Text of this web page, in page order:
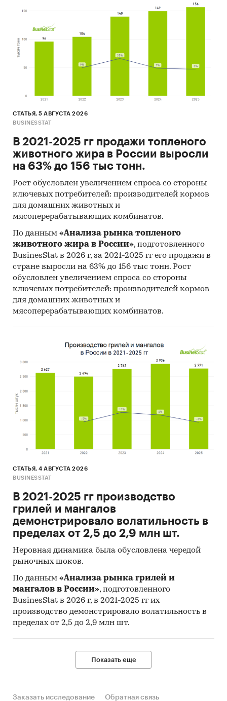
Птицефабрика Северная, Ставропольский
бройлер, Токаревская птицефабрика и др.
Рейтинги предприятий, импортирующих
продукцию в Россию:
BRF, Cooperativa Central Aurora Alimentos,
Enterprise, Jilin Chia Tai food, Penglai Minhe food,
Shandong Delicate food, Seara Alimentos ltda,
ИСТОЧНИКИ
Федеральная служба государственной
статистики (Росстат)
Министерство экономического развития
Федеральная таможенная служба
Федеральная налоговая служба
Таможенный союз ЕАЭС
оценки экспертов
показатели торговли
отраслевые издания
законодательные акты, таможенное и
тарифное регулирование
Период исследования
2021-2025 гг, прогноз на 2026-2030 гг
Россия, регионы (субъекты РФ),
федеральные округа
страны мира (экспорт и импорт)
ДЛЯ КОГО ПРЕДНАЗНАЧЕН ОТЧЕТ
производители куриного мяса: объем и
барьеры, сценарии развития
торговые компании: прогнозирование
закупок, ценообразование в условиях
волатильности
инвесторы и банки: оценка отрасли,
уровень конкуренции и инвестиционная
привлекательность рынка
Категории: Потребительские товары
Промышленность / ... Птица
Россия
СТАТЬЯ, 5 АВГУСТА 2026
BUSINESSTAT
В 2021-2025 гг продажи топленого
животного жира в России выросли
на 63% до 156 тыс тонн.
Рост обусловлен увеличением спроса со стороны
ключевых потребителей: производителей кормов
для домашних животных и
мясоперерабатывающих комбинатов.
По данным «Анализа рынка топленого
животного жира в России», подготовленного
BusinesStat в 2026 г, за 2021-2025 гг его продажи в
стране выросли на 63% до 156 тыс тонн. Рост
обусловлен увеличением спроса со стороны
ключевых потребителей: производителей кормов
для домашних животных и
мясоперерабатывающих комбинатов.
СТАТЬЯ, 4 АВГУСТА 2026
BUSINESSTAT
В 2021-2025 гг производство
грилей и мангалов
демонстрировало волатильность в
пределах от 2,5 до 2,9 млн шт.
Неровная динамика была обусловлена чередой
рыночных шоков.
По данным «Анализа рынка грилей и
мангалов в России», подготовленного
BusinesStat в 2026 г, в 2021-2025 гг их
производство демонстрировало волатильность в
пределах от 2,5 до 2,9 млн шт.
Показать еще
Заказать исследование Обратная связь